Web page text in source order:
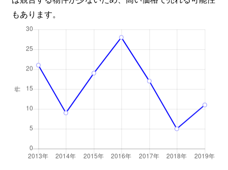
もあります。